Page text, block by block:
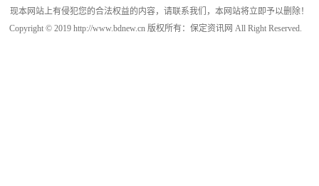
现本网站上有侵犯您的合法权益的内容，请联系我们，本网站将立即予以删除！
Copyright © 2019 http://www.bdnew.cn 版权所有：保定资讯网 All Right Reserved.